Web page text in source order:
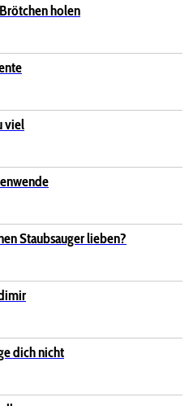
holen
viel
Staubsauger lieben?
dich nicht